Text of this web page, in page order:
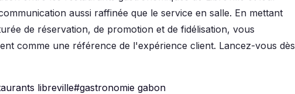
aussi raffinée que le service en salle. En mettant
de réservation, de promotion et de fidélisation, vous
comme une référence de l'expérience client. Lancez-vous dès
libreville#gastronomie gabon